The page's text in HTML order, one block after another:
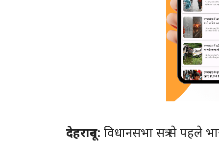
देहरादून: विधानसभा सत्र से पहले